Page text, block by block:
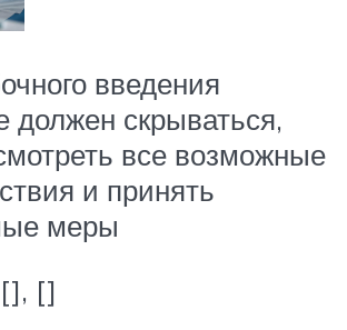
введения
должен скрываться,
все возможные
и принять
меры
[]